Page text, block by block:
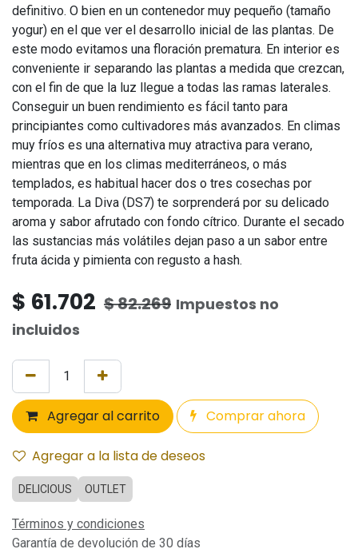
definitivo. O bien en un contenedor muy pequeño (tamaño
yogur) en el que ver el desarrollo inicial de las plantas. De
este modo evitamos una floración prematura. En interior es
conveniente ir separando las plantas a medida que crezcan,
con el fin de que la luz llegue a todas las ramas laterales.
Conseguir un buen rendimiento es fácil tanto para
principiantes como cultivadores más avanzados. En climas
muy fríos es una alternativa muy atractiva para verano,
mientras que en los climas mediterráneos, o más
templados, es habitual hacer dos o tres cosechas por
temporada. La Diva (DS7) te sorprenderá por su delicado
aroma y sabor afrutado con fondo cítrico. Durante el secado
las sustancias más volátiles dejan paso a un sabor entre
fruta ácida y pimienta con regusto a hash.
$ 61.702 $82.269 Impuestos no
incluidos
Agregar al carrito Comprar ahora
Agregar a la lista de deseos
DELICIOUS OUTLET
Términos y condiciones
Garantía de devolución de 30 días